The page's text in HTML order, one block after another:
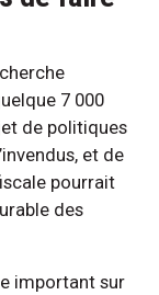
7 000
de politiques
et de
pourrait
des
important sur